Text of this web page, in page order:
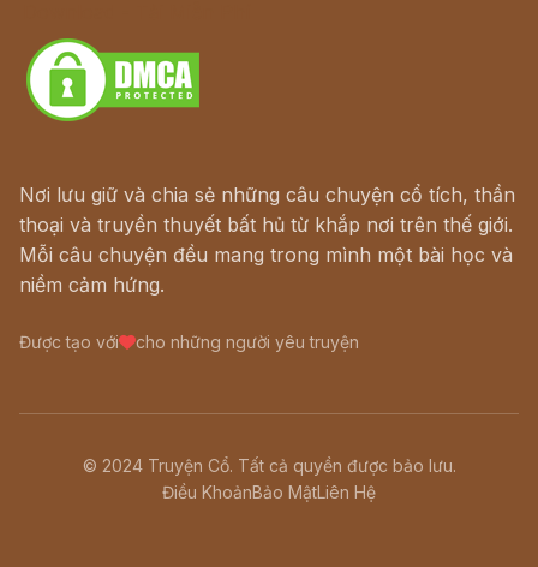
Nơi lưu giữ và chia sẻ những câu chuyện cổ tích, thần
thoại và truyền thuyết bất hủ từ khắp nơi trên thế giới.
Mỗi câu chuyện đều mang trong mình một bài học và
niềm cảm hứng.
Được tạo với cho những người yêu truyện
© 2024 Truyện Cổ. Tất cả quyền được bảo lưu.
Điều KhoảnBảo MậtLiên Hệ